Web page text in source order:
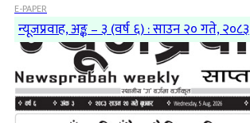
E-PAPER
न्यूजप्रवाह, अङ्क – ३ (वर्ष ६) : साउन २० गते, २०८३